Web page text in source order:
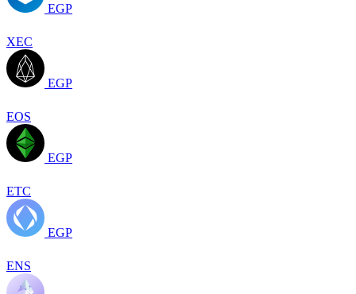
EGP
XEC
EGP
EOS
EGP
ETC
EGP
ENS